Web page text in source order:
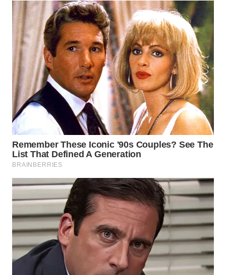
WN
NATUNA
WN
BINTAN
WN
MANDALIKA
LIKUPANG
WN
LABUANBAJO
WN
BORNEO
Wahana
Media
Group
WAHANA